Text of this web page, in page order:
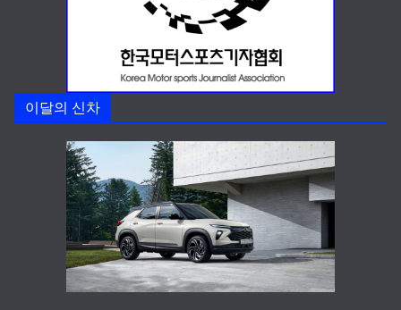
이달의 신차